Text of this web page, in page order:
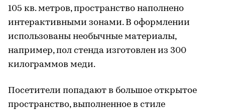
105 кв. метров, пространство наполнено
интерактивными зонами. В оформлении
использованы необычные материалы,
например, пол стенда изготовлен из 300
килограммов меди.
Посетители попадают в большое открытое
пространство, выполненное в стиле